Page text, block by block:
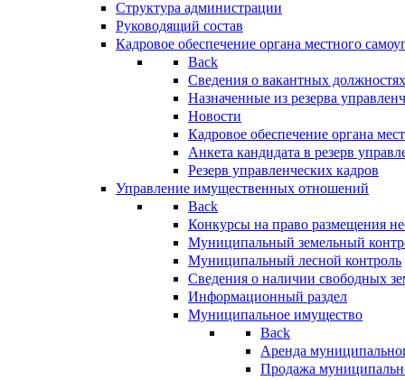
Структура администрации
Руководящий состав
Кадровое обеспечение органа местного
Back
Сведения о вакантных
Назначенные из резерва
Новости
Кадровое обеспечение органа
Анкета кандидата в резерв
Резерв управленческих кадров
Управление имущественных отношений
Back
Конкурсы на право размещения
Муниципальный земельный
Муниципальный лесной контроль
Сведения о наличии свободных
Информационный раздел
Муниципальное имущество
Back
Аренда
Продажа